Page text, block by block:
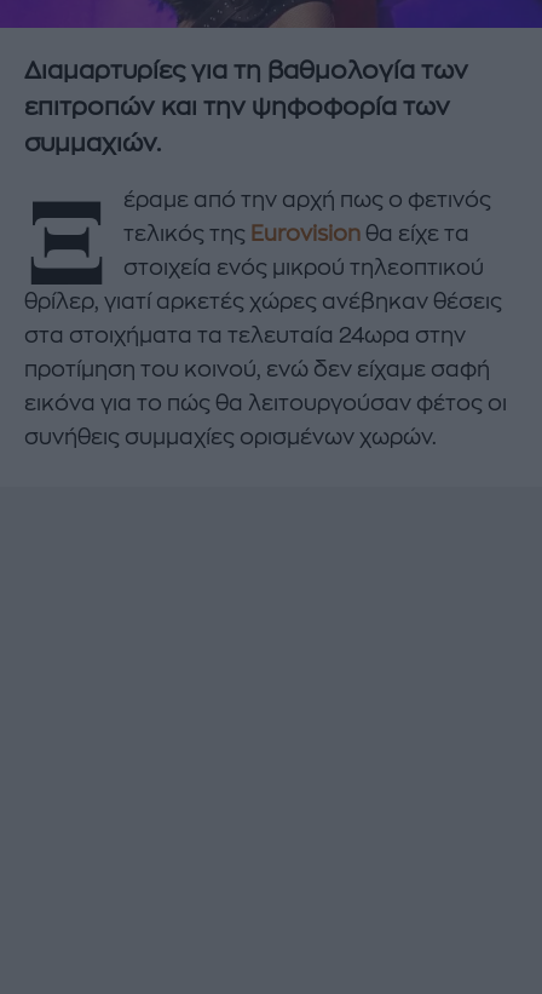
Διαμαρτυρίες για τη βαθμολογία των
επιτροπών και την ψηφοφορία των
συμμαχιών.
Ξ
έραμε από την αρχή πως ο φετινός
τελικός της Eurovision θα είχε τα
στοιχεία ενός μικρού τηλεοπτικού
θρίλερ, γιατί αρκετές χώρες ανέβηκαν θέσεις
στα στοιχήματα τα τελευταία 24ωρα στην
προτίμηση του κοινού, ενώ δεν είχαμε σαφή
εικόνα για το πώς θα λειτουργούσαν φέτος οι
συνήθεις συμμαχίες ορισμένων χωρών.